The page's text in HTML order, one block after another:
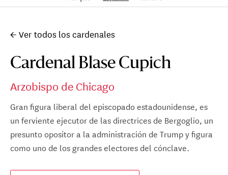
← Ver todos los cardenales
Cardenal Blase Cupich
Arzobispo de Chicago
Gran figura liberal del episcopado estadounidense, es
un ferviente ejecutor de las directrices de Bergoglio, un
presunto opositor a la administración de Trump y figura
como uno de los grandes electores del cónclave.